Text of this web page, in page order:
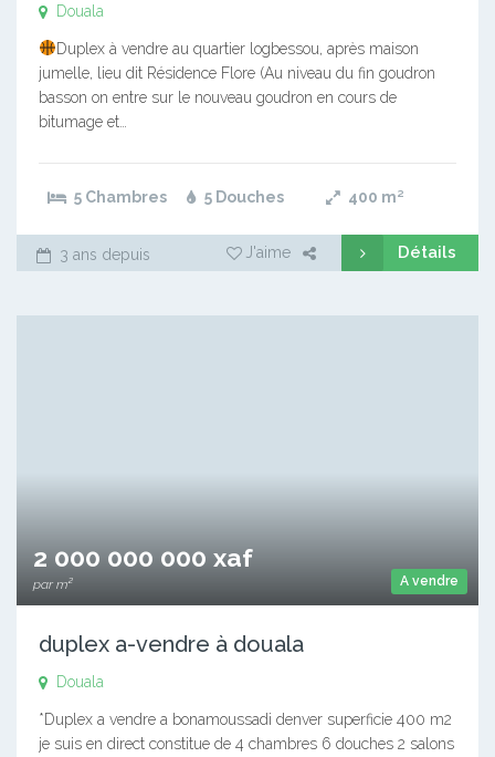
Douala
Duplex à vendre au quartier logbessou, après maison
jumelle, lieu dit Résidence Flore (Au niveau du fin goudron
basson on entre sur le nouveau goudron en cours de
bitumage et…
5 Chambres 5 Douches 400 m²
3 ans depuis J'aime Détails
A vendre
2 000 000 000 xaf
par m²
duplex a-vendre à douala
Douala
*Duplex a vendre a bonamoussadi denver superficie 400 m2
je suis en direct constitue de 4 chambres 6 douches 2 salons